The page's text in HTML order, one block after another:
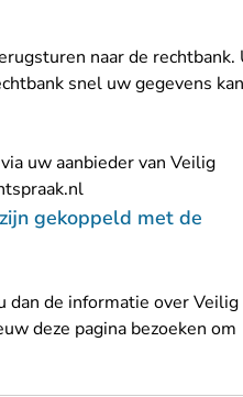
naar de rechtbank.
snel uw gegevens kan
uw aanbieder van Veilig
- U verlaat
gekoppeld met de
dan de informatie over Veilig
deze pagina bezoeken om